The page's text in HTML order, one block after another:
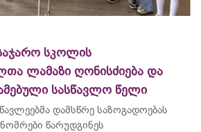
სკოლის
ლამაზი ღონისძიება და
სასწავლო წელი
დამსწრე საზოგადოებას
წარუდგინეს